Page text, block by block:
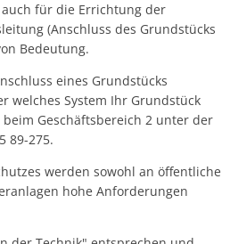
für die Errichtung der
(Anschluss des Grundstücks
Bedeutung.
eines Grundstücks
welches System Ihr Grundstück
Geschäftsbereich 2 unter der
89-275.
werden sowohl an öffentliche
hohe Anforderungen